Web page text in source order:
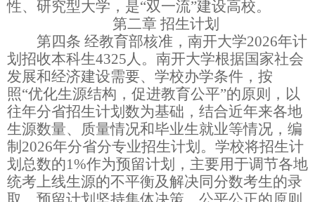
性、研究型大学，是“双一流”建设高校。
第二章 招生计划
第四条 经教育部核准，南开大学2026年计
划招收本科生4325人。南开大学根据国家社会
发展和经济建设需要、学校办学条件，按
照“优化生源结构，促进教育公平”的原则，以
往年分省招生计划数为基础，结合近年来各地
生源数量、质量情况和毕业生就业等情况，编
制 2026年分省分专业招生计划。学校将招生计
划总数的1%作为预留计划，主要用于调节各地
统考上线生源的不平衡及解决同分数考生的录